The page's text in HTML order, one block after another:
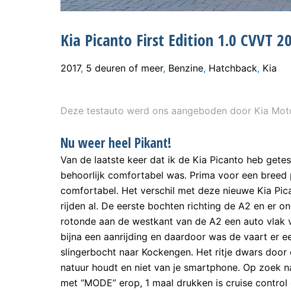
Kia Picanto First Edition 1.0 CVVT
2017, 5 deuren of meer, Benzine, Hatchback, Kia
Deze testauto werd ons aangeboden door Kia
Nu weer heel Pikant!
Van de laatste keer dat ik de Kia Picanto heb
behoorlijk comfortabel was. Prima voor een
comfortabel. Het verschil met deze nieuwe Kia
rijden al. De eerste bochten richting de A2 en er
rotonde aan de westkant van de A2 een auto vlak
bijna een aanrijding en daardoor was de vaart er
slingerbocht naar Kockengen. Het ritje dwars
natuur houdt en niet van je smartphone. Op zoek
met “MODE” erop, 1 maal drukken is cruise